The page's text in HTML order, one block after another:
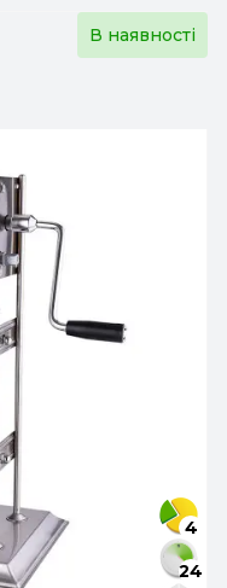
В наявності
4
24